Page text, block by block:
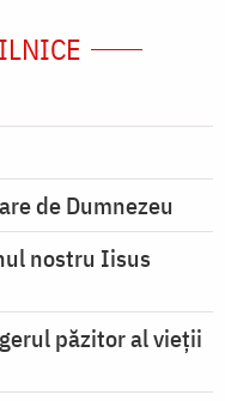
de Dumnezeu
nostru Iisus
păzitor al vieții